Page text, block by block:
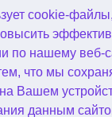
cookie-
по нашему веб-
что мы
Вашем
данным
колоду по
Story 3